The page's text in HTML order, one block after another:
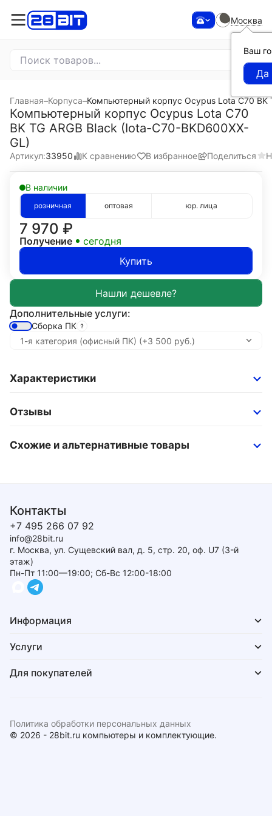
Москва
Ваш
Главная–Корпуса–Компьютерный корпус Ocypus Lota C70 BK
Компьютерный корпус Ocypus Lota C70
BK TG ARGB Black (Iota-C70-BKD600XX-
GL)
Артикул:33950 К сравнению В избранное Поделиться
В наличии
розничная оптовая юр. лица
7 970 ₽
Получение
сегодня
Купить
Дополнительные услуги:
Сборка ПК
Характеристики
Отзывы
Схожие и альтернативные товары
Контакты
+7 495 266 07 92
info@28bit.ru
г. Москва, ул. Сущевский вал, д. 5, стр. 20, оф. U7 (3-й
этаж)
Пн-Пт 11:00—19:00; Сб-Вс 12:00-18:00
Информация
Услуги
Для покупателей
© 2026 - 28bit.ru компьютеры и комплектующие.
Политика обработки персональных данных